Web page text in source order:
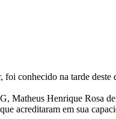
conhecido na tarde
Matheus Henrique Rosa
acreditaram em sua